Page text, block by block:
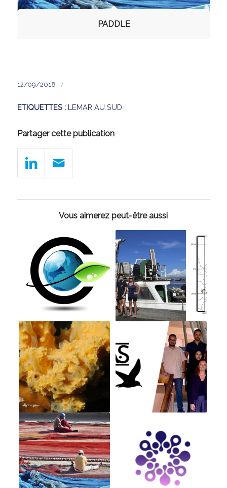
PADDLE
12/09/2018 /
ETIQUETTES : LEMAR AU SUD
Partager cette publication
Vous aimerez peut-être aussi